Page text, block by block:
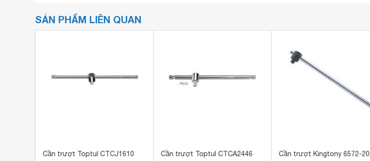
SẢN PHẨM LIÊN QUAN
Cần trượt Toptul CTCJ1610 Cần trượt Toptul CTCA2446 Cần trượt Kingtony 6572-20